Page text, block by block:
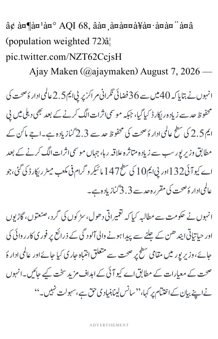
â¢ à¤¶à¤¹à¤° AQI 68, âà¤¸à¤à¤¤à¥à¤·à¤à¤¨à¤â
(population weighted 72)â¦
pic.twitter.com/NZT62CcjsH
— Ajay Maken (@ajaymaken)
August 7, 2026
انہوں نے بتایا کہ 40 میں سے 36 فضائی نگرانی مراکز پر پی ایم 2.5 عالمی ادارۂ صحت کی
محفوظ حد سے زیادہ ریکارڈ کیا گیا، جبکہ موسمی اثرات الگ کرنے کے بعد بھی دہلی میں پی
ایم 2.5 کی سطح عالمی ادارۂ صحت کی محفوظ حد سے 2.3 گنا زیادہ ہے۔ اجے ماکن کے
مطابق وزیرپور سب سے زیادہ متاثرہ علاقہ رہا، جہاں موسمی اثرات الگ کرنے کے بعد
اے کیو آئی 132 اور پی ایم 10 کی سطح 147 مائیکروگرام فی مکعب میٹر ریکارڈ کی گئی، جو
عالمی ادارۂ صحت کی مقررہ حد سے 3.3 گنا زیادہ ہے۔
انہوں نے حکومت سے مطالبہ کیا کہ تعمیراتی دھول، سڑکوں کی گرد، صنعتوں، گاڑیوں
اور حیاتیاتی ایندھن کے جلنے سے پیدا ہونے والی آلودگی کے ذرائع پر فوری کارروائی کی
جائے، وزیرپور میں مقامی سطح پر صحت سے متعلق انتباہ جاری کیا جائے اور عالمی ادارۂ
صحت کے معیارات کے مطابق اے کیو آئی کے اہداف مزید سخت کیے جائیں۔ انہوں
نے اپنے بیان کے اختتام پر کہا، ’’سانس لینا بنیادی حق ہے، سہولت نہیں۔‘‘
ADVERTISEMENT